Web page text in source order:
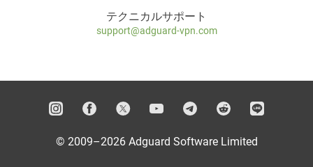
テクニカルサポート
support@adguard-vpn.com
© 2009–2026 Adguard Software Limited